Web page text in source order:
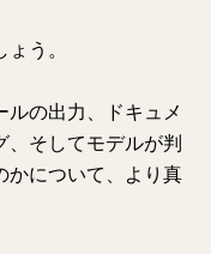
う。
の出力、ドキュメ
、そしてモデルが判
かについて、より真